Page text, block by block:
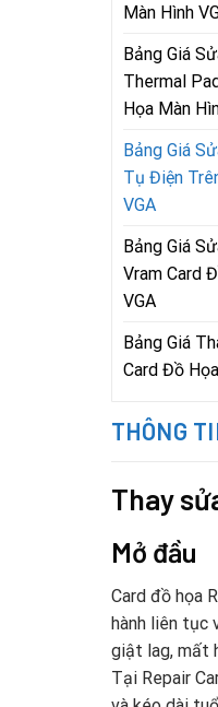
Màn Hình
Bảng Giá
Thermal
Họa Màn
Bảng Giá
Tụ Điện
VGA
Bảng Giá
Vram Card
VGA
Bảng Giá
Card Đồ
THÔNG
Thay
Mở đầu
Card đồ họa
hành liên tục
giật lag, mất
Tại Repair